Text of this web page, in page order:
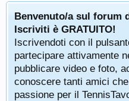
Benvenuto/a sul forum
Iscriviti è GRATUITO!
Iscrivendoti con il
partecipare attivamente
pubblicare video e foto,
conoscere tanti amici
passione per il